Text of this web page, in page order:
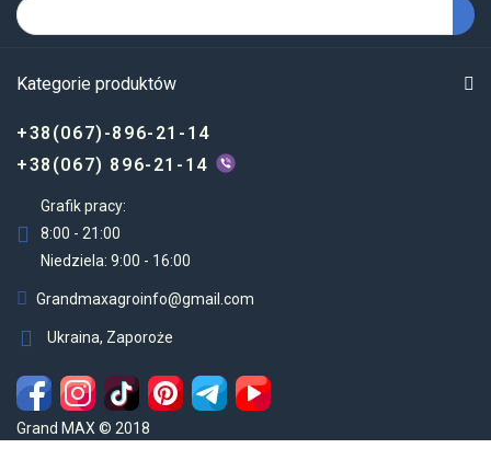
Kategorie produktów
+38(067)-896-21-14
+38(067) 896-21-14
Grafik pracy:
8:00 - 21:00
Niedziela: 9:00 - 16:00
Grandmaxagroinfo@gmail.com
Ukraina, Zaporoże
Grand MAX © 2018